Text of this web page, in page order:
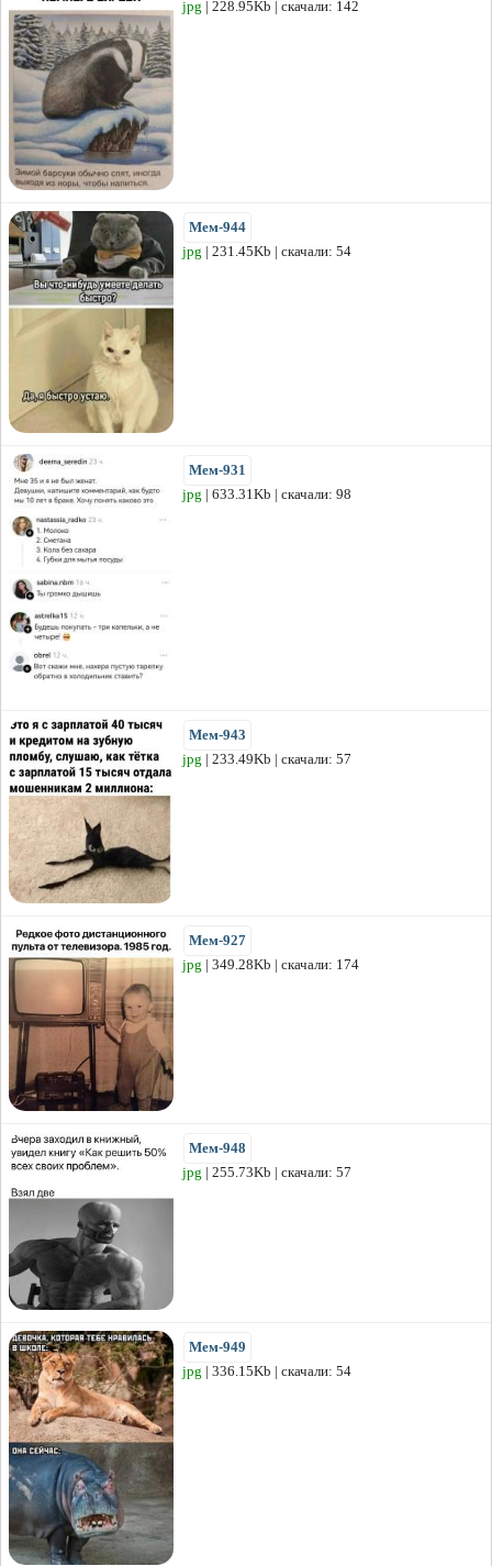
jpg | 228.95Kb | скачали: 142
Мем-944
jpg | 231.45Kb | скачали: 54
Мем-931
jpg | 633.31Kb | скачали: 98
Мем-943
jpg | 233.49Kb | скачали: 57
Мем-927
jpg | 349.28Kb | скачали: 174
Мем-948
jpg | 255.73Kb | скачали: 57
Мем-949
jpg | 336.15Kb | скачали: 54